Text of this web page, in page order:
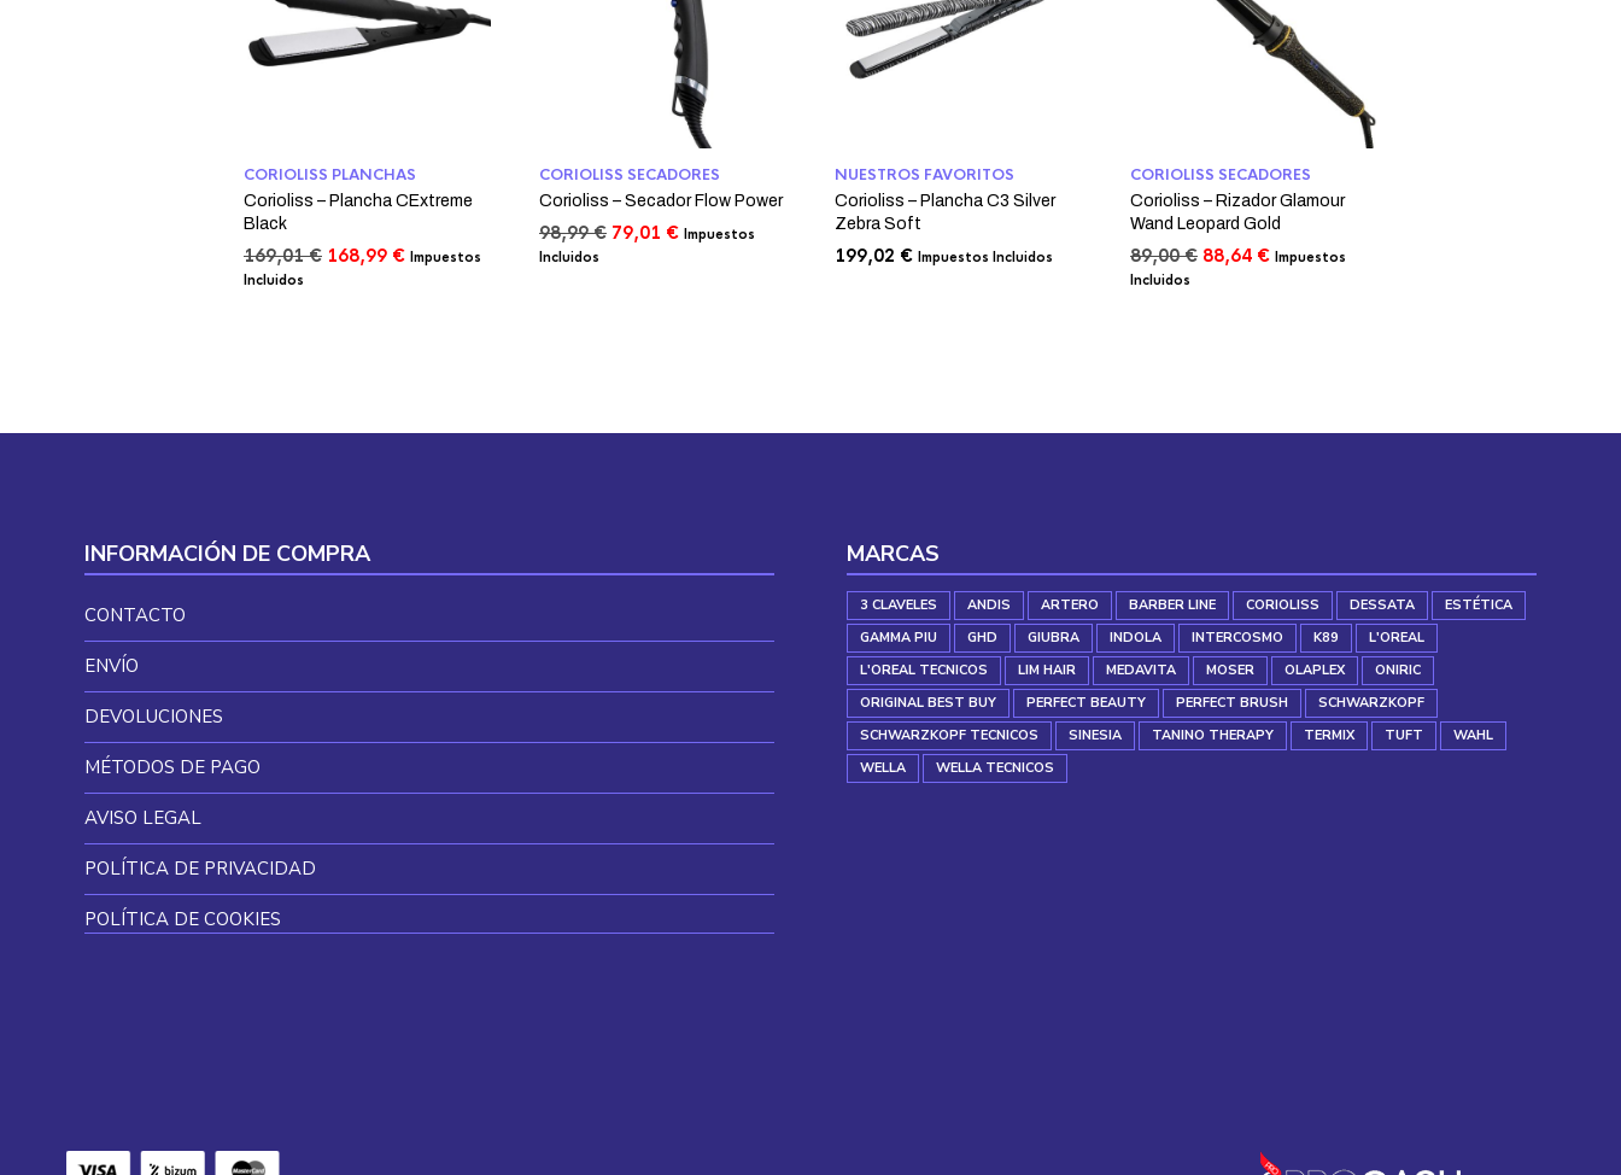
CORIOLISS PLANCHAS
Corioliss – Plancha CExtreme
Black
169,01€ El
168,99 €ElImpuestos
Incluidos
CORIOLISS SECADORES
Corioliss – Secador Flow Power
98,99€ El
79,01 €ElImpuestos
Incluidos
NUESTROS FAVORITOS
Corioliss – Plancha C3 Silver
Zebra Soft
199,02 € Impuestos Incluidos
CORIOLISS SECADORES
Corioliss – Rizador Glamour
Wand Leopard Gold
89,00€ El
88,64 €ElImpuestos
Incluidos
INFORMACIÓN DE COMPRA
CONTACTO
ENVÍO
DEVOLUCIONES
MÉTODOS DE PAGO
AVISO LEGAL
POLÍTICA DE PRIVACIDAD
POLÍTICA DE COOKIES
MARCAS
3 CLAVELES ANDIS ARTERO BARBER LINE CORIOLISS DESSATA
ESTÉTICA
GAMMA PIU
GHD GIUBRA INDOLA INTERCOSMO K89
L'OREAL
L'OREAL TECNICOS
LIM HAIR MEDAVITA MOSER OLAPLEX
ONIRIC
ORIGINAL BEST BUY
PERFECT BEAUTY PERFECT BRUSH
SCHWARZKOPF
SCHWARZKOPF TECNICOS
SINESIA TANINO THERAPY TERMIX TUFT
WAHL
WELLA
WELLA TECNICOS